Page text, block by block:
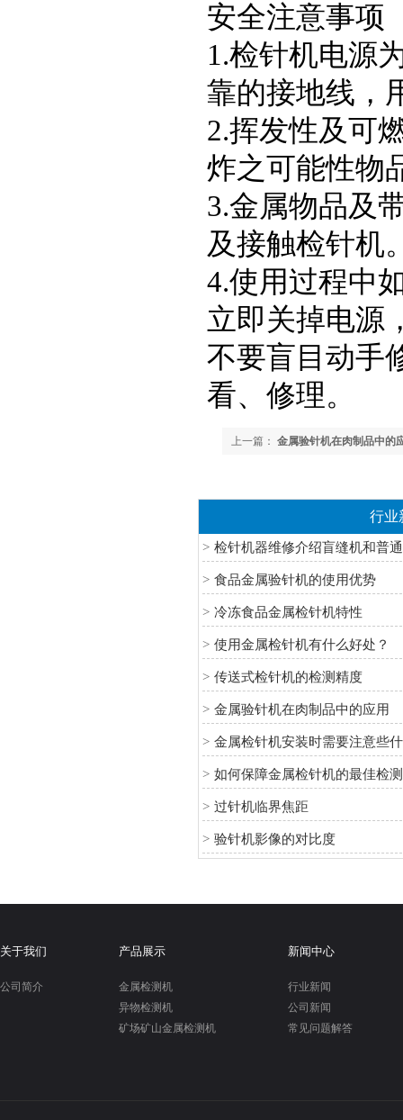
安全注意事项
1.检针机电源
靠的接地线，
2.挥发性及可
炸之可能性物
3.金属物品及
及接触检针机
4.使用过程中
立即关掉电源
不要盲目动手
看、修理。
上一篇： 金属验针机在肉制品中的
行业
> 检针机器维修介绍盲缝机和普
> 食品金属验针机的使用优势
> 冷冻食品金属检针机特性
> 使用金属检针机有什么好处？
> 传送式检针机的检测精度
> 金属验针机在肉制品中的应用
> 金属检针机安装时需要注意些
> 如何保障金属检针机的最佳检
> 过针机临界焦距
> 验针机影像的对比度
关于我们
公司简介
产品展示
金属检测机
异物检测机
矿场矿山金属检测机
新闻中心
行业新闻
公司新闻
常见问题解答